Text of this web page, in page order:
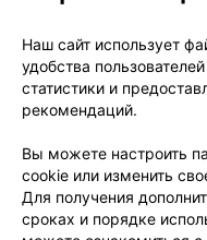
О
Размещение
Способы
Наш сайт использует
удобства
статистики и
рекомендаций.
Вы можете настроить
cookie или изменить
Для получения
сроках и порядке